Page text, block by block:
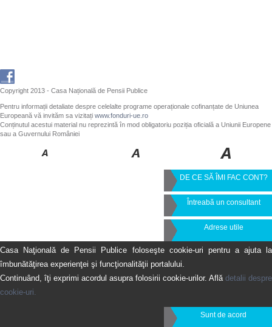
Copyright 2013 - Casa Națională de Pensii Publice
Pentru informații detaliate despre celelalte programe operaționale cofinanțate de Uniunea
Europeană vă invităm sa vizitați www.fonduri-ue.ro
Conținutul acestui material nu reprezintă în mod obligatoriu poziția oficială a Uniunii Europene
sau a Guvernului României
DE CE SĂ ÎMI FAC CONT?
Întreabă un consultant
Adrese utile
Casa Naţională de Pensii Publice foloseşte cookie-uri pentru a ajuta la
îmbunătăţirea experienţei şi funcţionalităţii portalului.
Continuând, îţi exprimi acordul asupra folosirii cookie-urilor. Află detalii despre
cookie-uri.
Sunt de acord